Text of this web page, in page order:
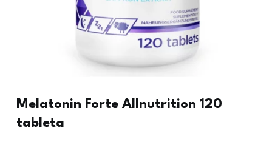
Melatonin Forte Allnutrition 120
tableta